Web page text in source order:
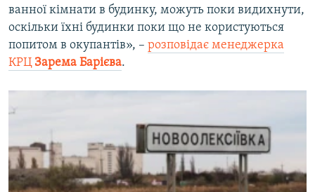
ванної кімнати в будинку, можуть поки видихнути,
оскільки їхні будинки поки що не користуються
попитом в окупантів», – розповідає менеджерка
КРЦ Зарема Барієва.